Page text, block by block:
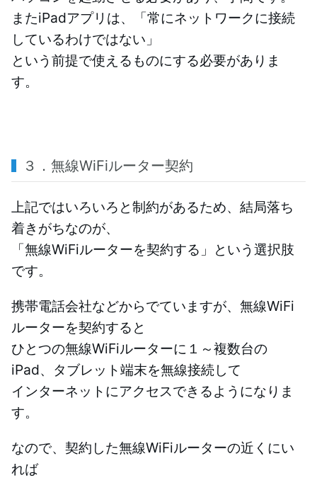
またiPadアプリは、「常にネットワークに接続
しているわけではない」
という前提で使えるものにする必要がありま
す。
３．無線WiFiルーター契約
上記ではいろいろと制約があるため、結局落ち
着きがちなのが、
「無線WiFiルーターを契約する」という選択肢
です。
携帯電話会社などからでていますが、無線WiFi
ルーターを契約すると
ひとつの無線WiFiルーターに１～複数台の
iPad、タブレット端末を無線接続して
インターネットにアクセスできるようになりま
す。
なので、契約した無線WiFiルーターの近くにい
れば